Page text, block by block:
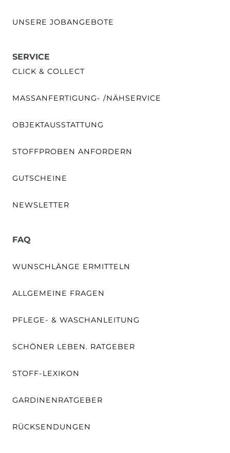
UNSERE JOBANGEBOTE
SERVICE
CLICK & COLLECT
MASSANFERTIGUNG- /NÄHSERVICE
OBJEKTAUSSTATTUNG
STOFFPROBEN ANFORDERN
GUTSCHEINE
NEWSLETTER
FAQ
WUNSCHLÄNGE ERMITTELN
ALLGEMEINE FRAGEN
PFLEGE- & WASCHANLEITUNG
SCHÖNER LEBEN. RATGEBER
STOFF-LEXIKON
GARDINENRATGEBER
RÜCKSENDUNGEN